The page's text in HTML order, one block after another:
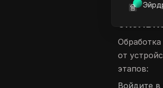
от
этапов:
Войдите в